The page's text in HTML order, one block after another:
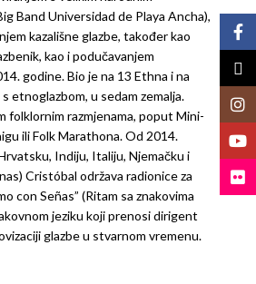
Band Universidad de Playa Ancha),
kazališne glazbe, također kao
kao i podučavanjem
godine. Bio je na 13 Ethna i na
etnoglazbom, u sedam zemalja.
folklornim razmjenama, poput Mini-
ili Folk Marathona. Od 2014.
Indiju, Italiju, Njemačku i
Cristóbal održava radionice za
con Señas” (Ritam sa znakovima
jeziku koji prenosi dirigent
glazbe u stvarnom vremenu.
Flickr